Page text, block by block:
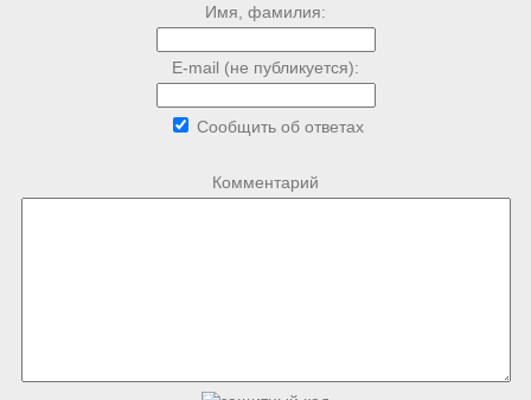
Имя, фамилия:
E-mail (не публикуется):
Сообщить об ответах
Комментарий